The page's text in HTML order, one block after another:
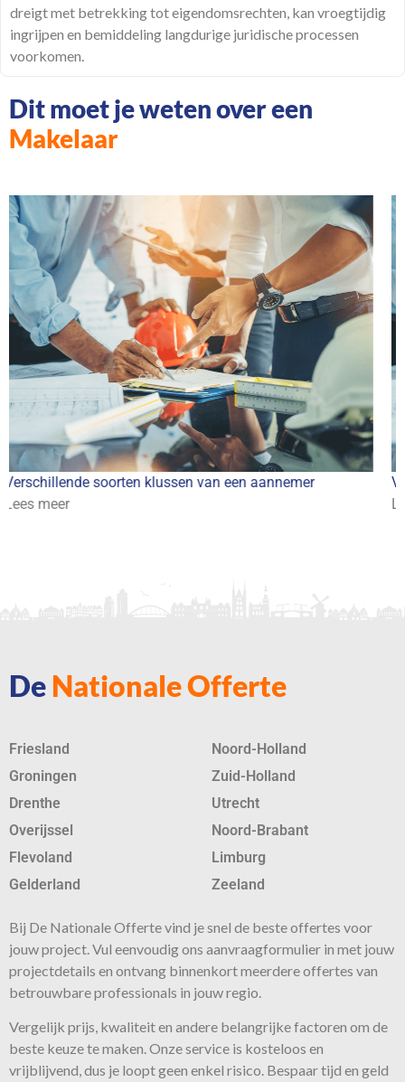
dreigt met betrekking tot eigendomsrechten, kan vroegtijdig
ingrijpen en bemiddeling langdurige juridische processen
voorkomen.
Dit moet je weten over een
Makelaar
soorten klussen van een aannemer
Lees
De Nationale Offerte
Friesland
Groningen
Drenthe
Overijssel
Flevoland
Gelderland
Noord-Holland
Zuid-Holland
Utrecht
Noord-Brabant
Limburg
Zeeland
Bij De Nationale Offerte vind je snel de besteoffertes voor
jouw project. Vul eenvoudig ons aanvraagformulier in met jouw
projectdetails en ontvang binnenkort meerdere offertes van
betrouwbare professionals in jouw regio.
Vergelijk prijs, kwaliteit en andere belangrijke factoren om de
beste keuze te maken. Onzeservice is kosteloos en
vrijblijvend, dus je loopt geen enkel risico. Bespaar tijd en geld